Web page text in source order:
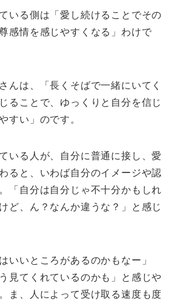
いる側は「愛し続けることでその
感情を感じやすくなる」わけで
んは、「長くそばで一緒にいてく
ることで、ゆっくりと自分を信じ
すい」のです。
いる人が、自分に普通に接し、愛
ると、いわば自分のイメージや認
「自分は自分じゃ不十分かもしれ
ど、ん？なんか違うな？」と感じ
いいところがあるのかもなー」
見てくれているのかも」と感じや
ま、人によって受け取る速度も度